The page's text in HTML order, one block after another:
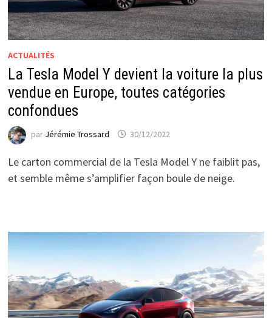
ACTUALITÉS
La Tesla Model Y devient la voiture la plus
vendue en Europe, toutes catégories
confondues
par Jérémie Trossard 30/12/2022
Le carton commercial de la Tesla Model Y ne faiblit pas,
et semble même s’amplifier façon boule de neige.